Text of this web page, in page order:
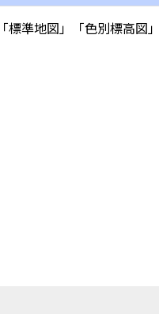
準地図」「色別標高図